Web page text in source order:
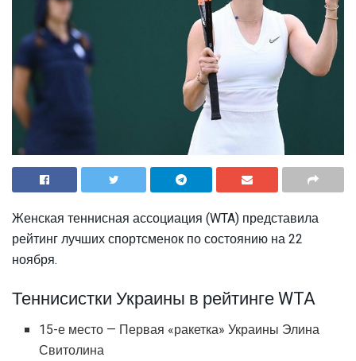
Женская теннисная ассоциация (WTA) представила
рейтинг лучших спортсменок по состоянию на 22
ноября.
Теннисистки Украины в рейтинге WTA
15-е место — Первая «ракетка» Украины Элина
Свитолина